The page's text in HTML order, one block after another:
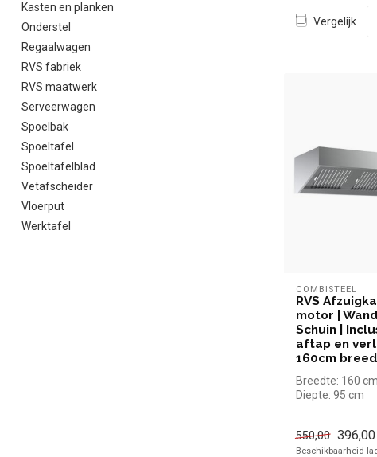
Kasten en planken
Onderstel
Regaalwagen
RVS fabriek
RVS maatwerk
Serveerwagen
Spoelbak
Spoeltafel
Spoeltafelblad
Vetafscheider
Vloerput
Werktafel
Vergelijk
COMBISTEEL
RVS
motor |
Schuin |
aftap en
160cm breed
Breedte: 160 cm
Diepte: 95 cm
550,00 396,00
Beschikbaarheid